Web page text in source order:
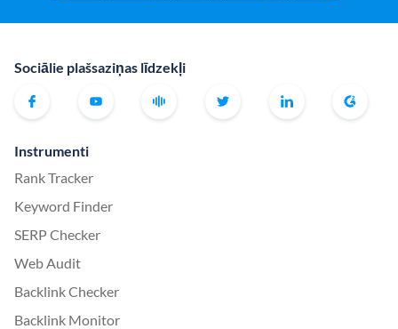
Sociālie plašsaziņas līdzekļi
Instrumenti
Rank Tracker
Keyword Finder
SERP Checker
Web Audit
Backlink Checker
Backlink Monitor